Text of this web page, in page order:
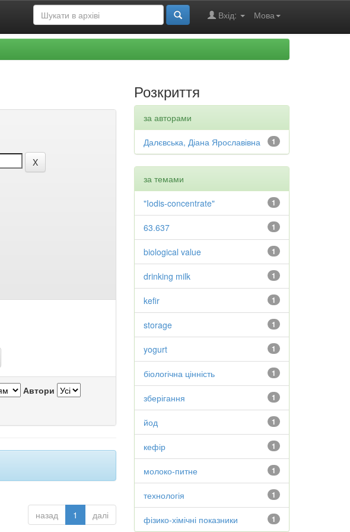
Мова
Вхід:
Автори
назад 1 далі
Розкриття
за авторами
1
Далєвська, Діана Ярославівна
за темами
1
"Iodis-concentrate"
1
63.637
1
biological value
1
drinking milk
1
kefir
1
storage
1
yogurt
1
біологічна цінність
1
зберігання
1
йод
1
кефір
1
молоко-питне
1
технологія
1
фізико-хімічні показники